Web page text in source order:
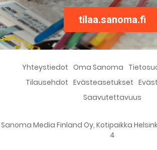
tilaa.sanoma.fi
Yhteystiedot Oma Sanoma
Tilausehdot Evästeasetukset
Saavutettavuus
Sanoma Media Finland Oy, Kotipaikka
4